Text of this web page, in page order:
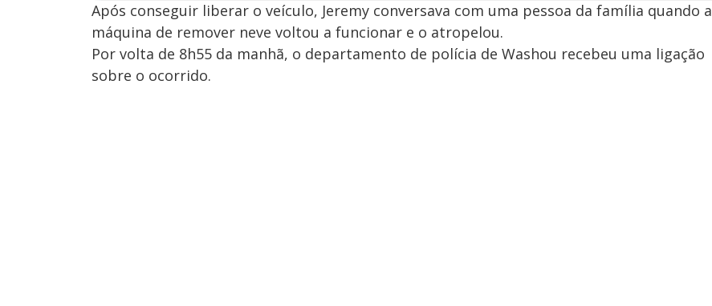
Após conseguir liberar o veículo, Jeremy conversava com uma pessoa da família quando a
máquina de remover neve voltou a funcionar e o atropelou.
Por volta de 8h55 da manhã, o departamento de polícia de Washou recebeu uma ligação
sobre o ocorrido.